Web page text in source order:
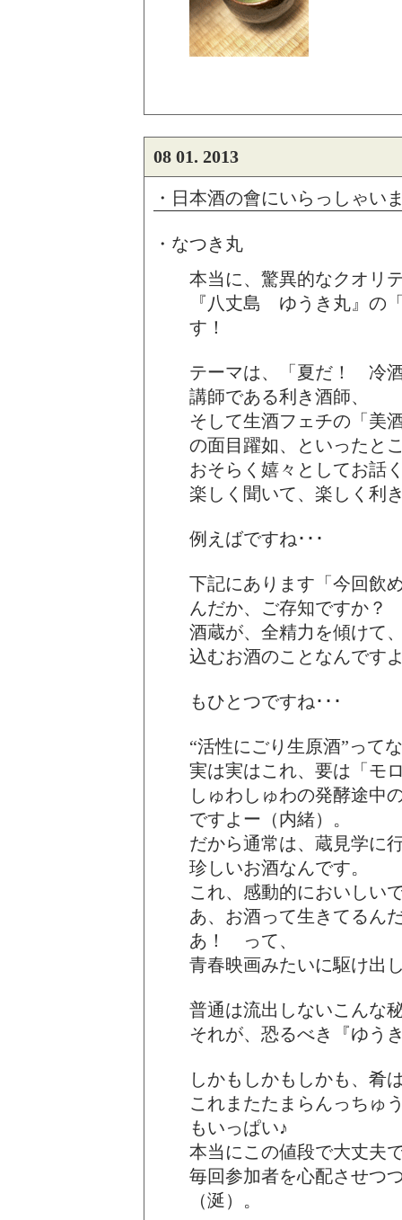
08 01. 2013
・日本酒の會にいらっしゃい
・なつき丸
本当に、驚異的なクオリ
『八丈島 ゆうき丸』の
す！
テーマは、「夏だ！ 冷
講師である利き酒師、
そして生酒フェチの「美
の面目躍如、といったと
おそらく嬉々としてお話
楽しく聞いて、楽しく利
例えばですね･･･
下記にあります「今回飲
んだか、ご存知ですか？
酒蔵が、全精力を傾けて
込むお酒のことなんです
もひとつですね･･･
“活性にごり生原酒”って
実は実はこれ、要は「モ
しゅわしゅわの発酵途中
ですよー（内緒）。
だから通常は、蔵見学に
珍しいお酒なんです。
これ、感動的においしい
あ、お酒って生きてるん
あ！ って、
青春映画みたいに駆け出
普通は流出しないこんな
それが、恐るべき『ゆう
しかもしかもしかも、肴
これまたたまらんっちゅ
もいっぱい♪
本当にこの値段で大丈夫
毎回参加者を心配させつ
（涎）。